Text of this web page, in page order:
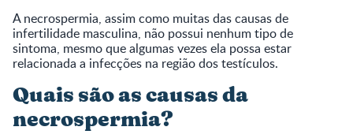
A necrospermia, assim como muitas das causas de
infertilidade masculina, não possui nenhum tipo de
sintoma, mesmo que algumas vezes ela possa estar
relacionada a infecções na região dos testículos.
Quais são as causas da
necrospermia?